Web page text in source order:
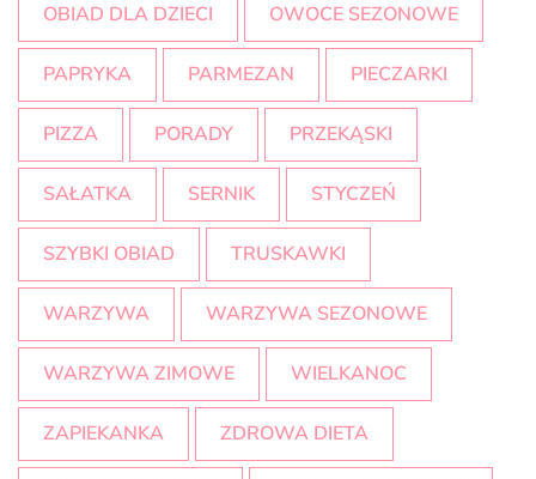
OBIAD DLA DZIECI OWOCE SEZONOWE
PAPRYKA PARMEZAN PIECZARKI
PIZZA PORADY PRZEKĄSKI
SAŁATKA SERNIK STYCZEŃ
SZYBKI OBIAD TRUSKAWKI
WARZYWA WARZYWA SEZONOWE
WARZYWA ZIMOWE WIELKANOC
ZAPIEKANKA ZDROWA DIETA